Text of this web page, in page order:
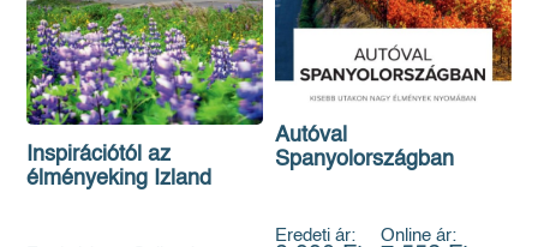
Inspirációtól az
élményeking Izland
Autóval
Spanyolországban
Eredeti ár: Online ár: